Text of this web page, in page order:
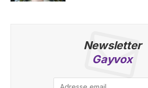
Newsletter
Gayvox